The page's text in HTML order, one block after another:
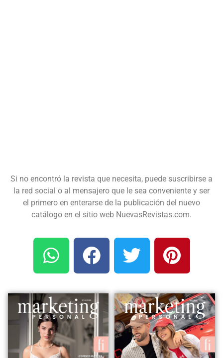
Si no encontró la revista que necesita, puede suscribirse a
la red social o al mensajero que le sea conveniente y ser
el primero en enterarse de la publicación del nuevo
catálogo en el sitio web NuevasRevistas.com.